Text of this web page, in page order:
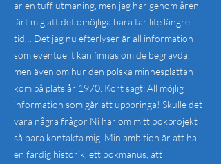
är en tuff utmaning, men jag har genom åren
lärt mig att det omöjliga bara tar lite längre
tid… Det jag nu efterlyser är all information
som eventuellt kan finnas om de begravda,
men även om hur den polska minnesplattan
kom på plats år 1970. Kort sagt; All möjlig
information som går att uppbringa! Skulle det
vara några frågor Ni har om mitt bokprojekt
så bara kontakta mig. Min ambition är att ha
en färdig historik, ett bokmanus, att